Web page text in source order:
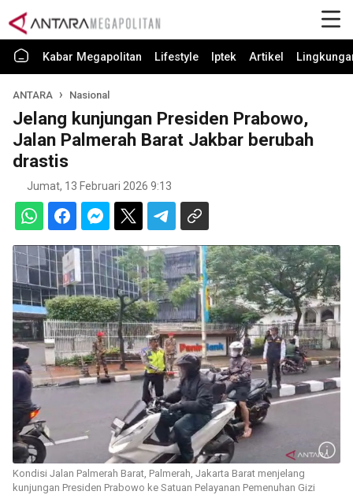
Kabar Megapolitan Lifestyle Iptek Artikel
ANTARA Nasional
Jelang kunjungan Presiden Prabowo,
Jalan Palmerah Barat Jakbar berubah
drastis
Jumat, 13 Februari 2026 9:13
Kondisi Jalan Palmerah Barat, Palmerah, Jakarta Barat menjelang
kunjungan Presiden Prabowo ke Satuan Pelayanan Pemenuhan Gizi